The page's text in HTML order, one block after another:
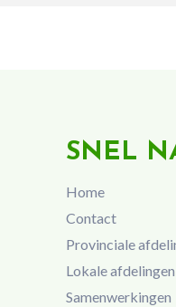
SNEL
Home
Contact
Provinciale
Lokale afdelingen
Samenwerkingen